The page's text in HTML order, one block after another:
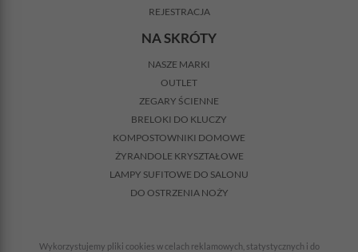
REJESTRACJA
NA SKRÓTY
NASZE MARKI
OUTLET
ZEGARY ŚCIENNE
BRELOKI DO KLUCZY
KOMPOSTOWNIKI DOMOWE
ŻYRANDOLE KRYSZTAŁOWE
LAMPY SUFITOWE DO SALONU
DO OSTRZENIA NOŻY
Wykorzystujemy pliki cookies w celach reklamowych, statystycznych i do